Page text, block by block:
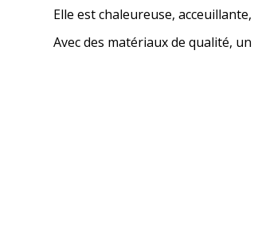
Elle est chaleureuse,
Avec des matériaux de qualité,